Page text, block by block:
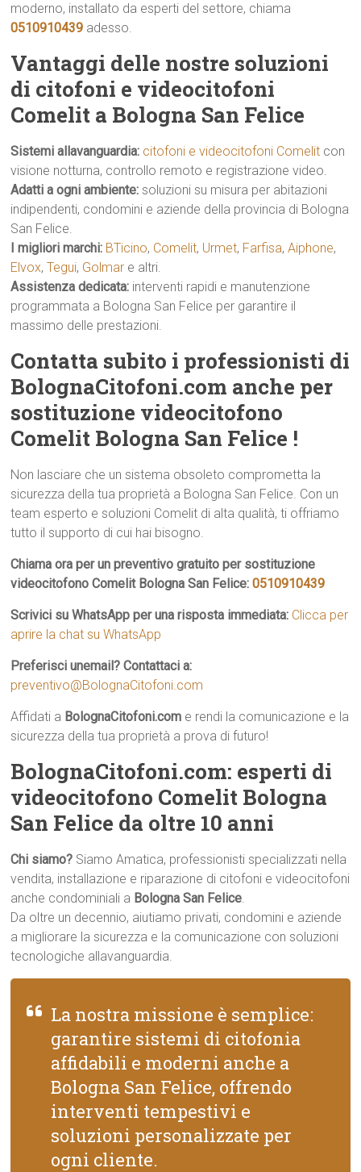
moderno, installato da esperti del settore, chiama
0510910439 adesso.
Vantaggi delle nostre soluzioni
di citofoni e videocitofoni
Comelit a Bologna San Felice
Sistemi allavanguardia: citofoni e videocitofoni Comelit con
visione notturna, controllo remoto e registrazione video.
Adatti a ogni ambiente: soluzioni su misura per abitazioni
indipendenti, condomini e aziende della provincia di Bologna
San Felice.
I migliori marchi: BTicino, Comelit, Urmet, Farfisa,Aiphone,
Elvox,Tegui, Golmar e altri.
Assistenza dedicata: interventi rapidi e manutenzione
programmata a Bologna San Felice per garantire il
massimo delle prestazioni.
Contatta subito i professionisti di
BolognaCitofoni.com anche per
sostituzione videocitofono
Comelit Bologna San Felice !
Non lasciare che un sistema obsoleto comprometta la
sicurezza della tua proprietà a Bologna San Felice. Con un
team esperto e soluzioni Comelit di alta qualità, ti offriamo
tutto il supporto di cui hai bisogno.
Chiama ora per un preventivo gratuito per sostituzione
videocitofono Comelit Bologna San Felice:0510910439
Scrivici su WhatsApp per una risposta immediata: Clicca per
aprire la chat su WhatsApp
Preferisci unemail? Contattaci a:
preventivo@BolognaCitofoni.com
Affidati a BolognaCitofoni.com e rendi la comunicazione e la
sicurezza della tua proprietà a prova di futuro!
BolognaCitofoni.com: esperti di
videocitofono Comelit Bologna
San Felice da oltre 10 anni
Chi siamo? Siamo Amatica, professionisti specializzati nella
vendita, installazione e riparazione di citofoni e videocitofoni
anche condominiali a Bologna San Felice.
Da oltre un decennio, aiutiamo privati, condomini e aziende
a migliorare la sicurezza e la comunicazione con soluzioni
tecnologiche allavanguardia.
La nostra missione è semplice:
garantire sistemi di citofonia
affidabili e moderni anche a
Bologna San Felice, offrendo
interventi tempestivi e
soluzioni personalizzate per
ogni cliente.